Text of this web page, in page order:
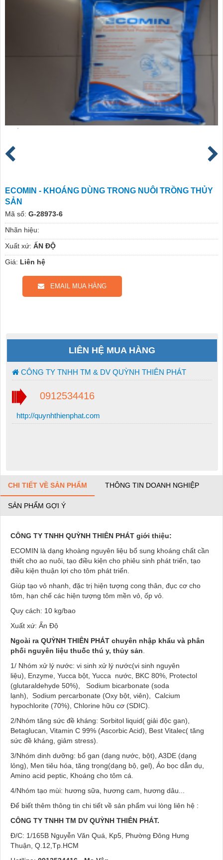
ECOMIN - KHOÁNG DÙNG TRONG NUÔI TRỒNG THỦY
SẢN
Mã số: G-28973-6
Nhãn hiệu:
Xuất xứ: ẤN ĐỘ
Giá: Liên hệ
EMAIL MUA HÀNG
LIÊN HỆ MUA HÀNG
CÔNG TY TNHH TM & DV QUỲNH THIÊN PHÁT
0912534416
http://quynhthienphat.com
CHI TIẾT VỀ SẢN PHẨM THÔNG TIN DOANH NGHIỆP
SẢN PHẨM GỢI Ý
CÔNG TY TNHH QUỲNH THIÊN PHÁT giới thiệu:
ECOMIN là dạng khoàng nguyên liệu bổ sung khoáng chất cần
thiết cho ao nuôi, tạo điều kiện cho phiêu sinh phát triển, tạo
điều kiện thuận lợi cho tôm phát triển.
Giúp tạo vỏ nhanh, đặc trị hiện tượng cong thân, đục cơ cho
tôm, hạn chế các hiện tượng tôm mền vỏ, ốp vỏ.
Quy cách: 10 kg/bao
Xuất xứ: Ấn Độ
Ngoài ra QUỲNH THIÊN PHÁT chuyên nhập khẩu và phân
phối nguyên liệu thuốc thú y, thủy sản
1/ Nhóm xử lý nước: vi sinh xử lý nước(vi sinh nguyên
liệu), Enzyme, Yucca bột, Yucca nước, BKC 80%, Protectol
(glutaraldehyde 50%), Sodium bicarbonate (soda
lạnh), Sodium percarbonate (Oxy bột, viên), Calcium
hypochlorite (70%), Chlorine hữu cơ (SDIC).
2/Nhóm tăng sức đề kháng: Sorbitol liquid( giải độc gan),
Betaglucan, Vitamin C 99% (Ascorbic Acid), Best Vitalec( tăng
sức đề kháng, giảm stress).
3/Nhóm dinh dưỡng: bổ gan (dạng nước, bột), A3DE (dạng
lỏng), Men tiêu hóa, tăng trọng(dạng bộ, gel), Áo bọc dẫn dụ,
Amino acid peptic, Khoáng cho tôm cá.
4/Nhóm tạo mùi: hương sữa, hương cam, hương dâu...
Để biết thêm thông tin chi tiết về sản phẩm vui lòng liên hệ :
CÔNG TY TNHH TM DV QUỲNH THIÊN PHÁT.
Đ/C: 1/165B Nguyễn Văn Quá, Kp5, Phường Đông Hưng
Thuận, Q.12,Tp.HCM